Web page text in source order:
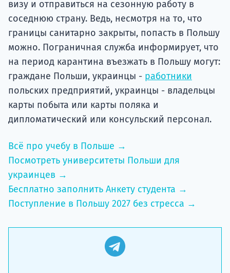
визу и отправиться на сезонную работу в
соседнюю страну. Ведь, несмотря на то, что
границы санитарно закрыты, попасть в Польшу
можно. Пограничная служба информирует, что
на период карантина въезжать в Польшу могут:
граждане Польши, украинцы - работники
польских предприятий, украинцы - владельцы
карты побыта или карты поляка и
дипломатический или консульский персонал.
Всё про учебу в Польше →
Посмотреть университеты Польши для
украинцев →
Бесплатно заполнить Анкету студента →
Поступление в Польшу 2027 без стресса →